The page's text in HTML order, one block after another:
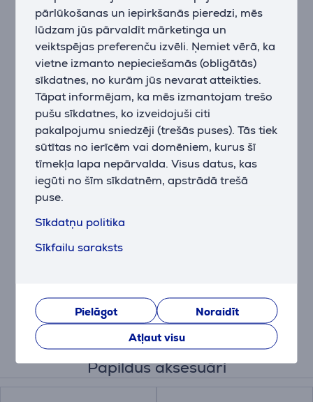
pārlūkošanas un iepirkšanās pieredzi, mēs
lūdzam jūs pārvaldīt mārketinga un
veiktspējas preferenču izvēli. Ņemiet vērā, ka
vietne izmanto nepieciešamās (obligātās)
sīkdatnes, no kurām jūs nevarat atteikties.
Tāpat informējam, ka mēs izmantojam trešo
pušu sīkdatnes, ko izveidojuši citi
pakalpojumu sniedzēji (trešās puses). Tās tiek
sūtītas no ierīcēm vai domēniem, kurus šī
tīmekļa lapa nepārvalda. Visus datus, kas
iegūti no šīm sīkdatnēm, apstrādā trešā
puse.
Sīkdatņu politika
Sīkfailu saraksts
Pielāgot
Noraidīt
Atļaut visu
sensoru, kas nodrošina precīzu izsekošanu līdz 32K
DPI un vairāk nekā 500 IPS. Pārī ar LIGHTSPEED
bezvadu tehnoloģiju šī pele ir gatava turnīriem un
intensīvām spēļu sesijām.
Pielāgojams dizains
Ar divpusējo, simetrisko formu un magnētiskajām
sānu pogām, peli var pielāgot dažādiem satvēriena
stiliem un vēlmēm. Izmantojot programmatūru
Logitech G HUB, varat konfigurēt 4–8
programmējamas pogas personalizētai iestatīšanai.
Uzlaboti slēdži un RGB apgaismojums
LIGHTFORCE slēdži piedāvā optiskās tehnoloģijas
video, lai nodrošinātu dinamisku pieredzi.
Papildus aksesuāri